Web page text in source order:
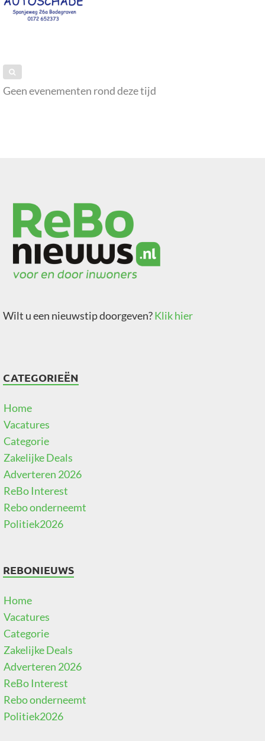
Geen evenementen rond deze tijd
Wilt u een nieuwstip doorgeven?Klik hier
CATEGORIEËN
Home
Vacatures
Categorie
Zakelijke Deals
Adverteren 2026
ReBo Interest
Rebo onderneemt
Politiek2026
REBONIEUWS
Home
Vacatures
Categorie
Zakelijke Deals
Adverteren 2026
ReBo Interest
Rebo onderneemt
Politiek2026